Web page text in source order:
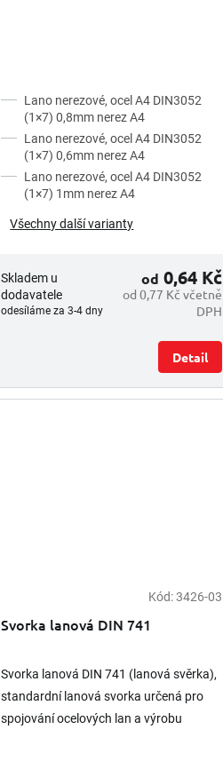
Lano nerezové, ocel A4 DIN3052
(1×7) 0,8mm nerez A4
Lano nerezové, ocel A4 DIN3052
(1×7) 0,6mm nerez A4
Lano nerezové, ocel A4 DIN3052
(1×7) 1mm nerez A4
Všechny další varianty
Skladem u
dodavatele
odesíláme za 3-4 dny
od 0,77 Kč včetně
DPH
od 0,64 Kč
Detail
produktu
5,0
z
5
hvězdiček.
Kód:3426-03
Svorka lanová DIN 741
Svorka lanová DIN 741 (lanová svěrka),
standardní lanová svorka určená pro
spojování ocelových lan a výrobu